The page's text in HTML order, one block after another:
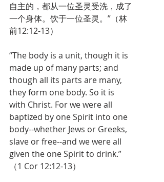
自主的，都从一位圣灵受洗，成了
一个身体。饮于一位圣灵。”（林
前12:12-13）
“The body is a unit, though it is
made up of many parts; and
though all its parts are many,
they form one body. So it is
with Christ. For we were all
baptized by one Spirit into one
body--whether Jews or Greeks,
slave or free--and we were all
given the one Spirit to drink.”
（1 Cor 12:12-13）